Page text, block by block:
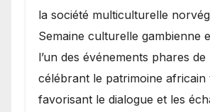
la société multiculturelle
Semaine culturelle gambienne
l’un des événements phares de
célébrant le patrimoine africain
favorisant le dialogue et les